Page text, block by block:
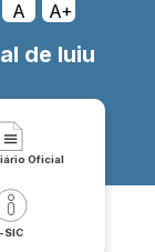
A A+
de Iuiu
Oficial
SIC